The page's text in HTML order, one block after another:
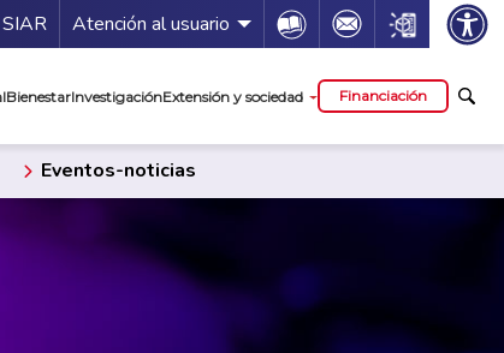
de servicios
SIAR Atención al usuario Icon Icon Icon
BienestarInvestigaciónExtensión y sociedad Financiación
Eventos-noticias